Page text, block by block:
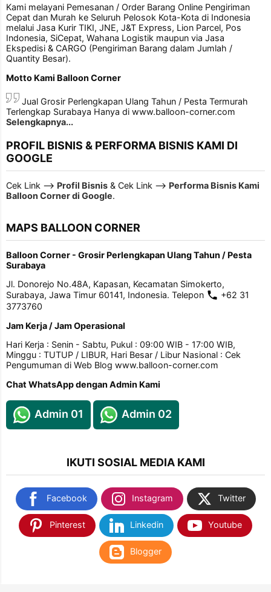
Kami melayani Pemesanan / Order Barang Online Pengiriman
Cepat dan Murah ke Seluruh Pelosok Kota-Kota di Indonesia
melalui Jasa Kurir TIKI, JNE, J&T Express, Lion Parcel, Pos
Indonesia, SiCepat, Wahana Logistik maupun via Jasa
Ekspedisi & CARGO (Pengiriman Barang dalam Jumlah /
Quantity Besar).
Motto Kami Balloon Corner
Jual Grosir Perlengkapan Ulang Tahun / Pesta Termurah
Terlengkap Surabaya Hanya di www.balloon-corner.com
Selengkapnya...
PROFIL BISNIS & PERFORMA BISNIS KAMI DI
GOOGLE
Cek Link --> Profil Bisnis & Cek Link --> Performa Bisnis Kami
Balloon Corner di Google.
MAPS BALLOON CORNER
Balloon Corner - Grosir Perlengkapan Ulang Tahun / Pesta
Surabaya
Jl. Donorejo No.48A, Kapasan, Kecamatan Simokerto,
Surabaya, Jawa Timur 60141, Indonesia. Telepon
+62 31
3773760
Jam Kerja / Jam Operasional
Hari Kerja : Senin - Sabtu, Pukul : 09:00 WIB - 17:00 WIB,
Minggu : TUTUP / LIBUR, Hari Besar / Libur Nasional : Cek
Pengumuman di Web Blog www.balloon-corner.com
Chat WhatsApp dengan Admin Kami
Admin 01 Admin 02
IKUTI SOSIAL MEDIA KAMI
Facebook Instagram Twitter
Pinterest Linkedin Youtube
Blogger